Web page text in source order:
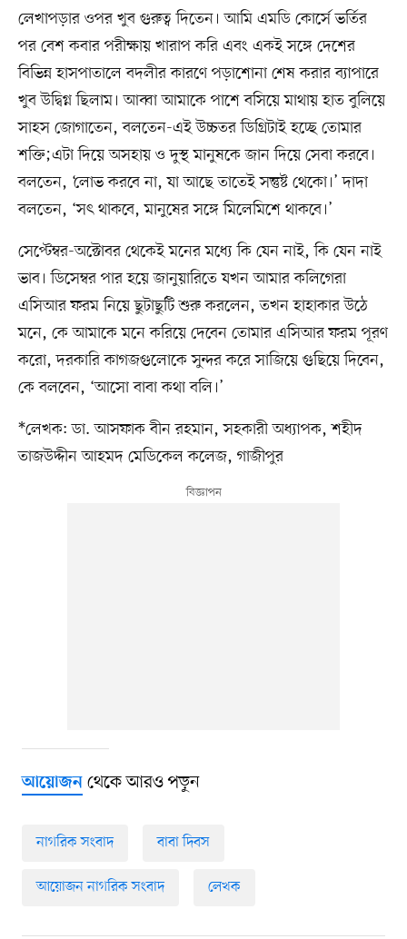
লেখাপড়ার ওপর খুব গুরুত্ব দিতেন। আমি এমডি কোর্সে ভর্তির
পর বেশ কবার পরীক্ষায় খারাপ করি এবং একই সঙ্গে দেশের
বিভিন্ন হাসপাতালে বদলীর কারণে পড়াশোনা শেষ করার ব্যাপারে
খুব উদ্বিগ্ন ছিলাম। আব্বা আমাকে পাশে বসিয়ে মাথায় হাত বুলিয়ে
সাহস জোগাতেন, বলতেন-এই উচ্চতর ডিগ্রিটাই হচ্ছে তোমার
শক্তি;এটা দিয়ে অসহায় ও দুস্থ মানুষকে জান দিয়ে সেবা করবে।
বলতেন, ‘লোভ করবে না, যা আছে তাতেই সন্তুষ্ট থেকো।’ দাদা
বলতেন, ‘সৎ থাকবে, মানুষের সঙ্গে মিলেমিশে থাকবে।’
সেপ্টেম্বর-অক্টোবর থেকেই মনের মধ্যে কি যেন নাই, কি যেন নাই
ভাব। ডিসেম্বর পার হয়ে জানুয়ারিতে যখন আমার কলিগেরা
এসিআর ফরম নিয়ে ছুটাছুটি শুরু করলেন, তখন হাহাকার উঠে
মনে, কে আমাকে মনে করিয়ে দেবেন তোমার এসিআর ফরম পূরণ
করো, দরকারি কাগজগুলোকে সুন্দর করে সাজিয়ে গুছিয়ে দিবেন,
কে বলবেন, ‘আসো বাবা কথা বলি।’
*লেখক: ডা. আসফাক বীন রহমান, সহকারী অধ্যাপক, শহীদ
তাজউদ্দীন আহমদ মেডিকেল কলেজ, গাজীপুর
আয়োজনথেকে আরও পড়ুন
নাগরিক সংবাদ বাবা দিবস
আয়োজন নাগরিক সংবাদ লেখক